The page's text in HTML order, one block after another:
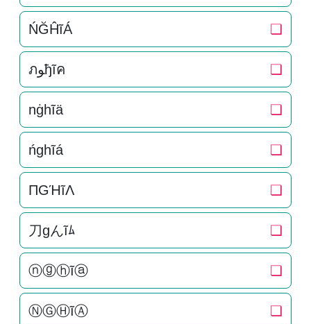
ŃĞĤĩÁ ❏
ภﻮђĩค ❏
nġhĩä ❏
ńghĩá ❏
ПGΉĩΛ ❏
刀gんĩﾑ ❏
ⓝⓖⓗĩⓐ ❏
ⓃⒼⒽĩⒶ ❏